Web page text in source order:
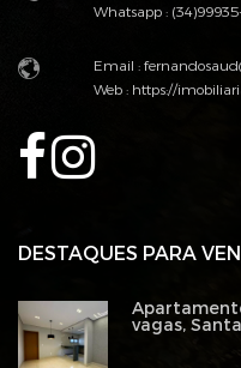
Whatsapp :
Email :
Web :https://
DESTAQUES PARA
vagas,